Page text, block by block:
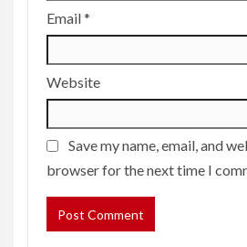
Email*
Website
Save my name, email, and
browser for the next time I